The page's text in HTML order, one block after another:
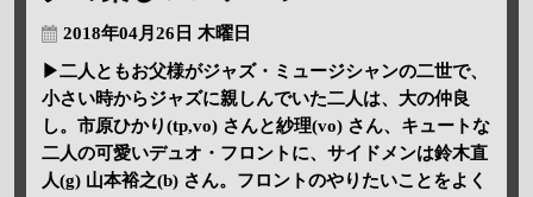
2018年04月26日 木曜日
▶二人ともお父様がジャズ・ミュージシャンの二世で、
小さい時からジャズに親しんでいた二人は、大の仲良
し。市原ひかり(tp,vo) さんと紗理(vo) さん、キュートな
二人の可愛いデュオ・フロントに、サイドメンは鈴木直
人(g) 山本裕之(b) さん。フロントのやりたいことをよく